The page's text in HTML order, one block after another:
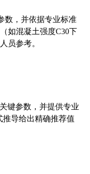
数，并依据专业标准
如混凝土强度C30下
员参考。
键参数，并提供专业
推导给出精确推荐值